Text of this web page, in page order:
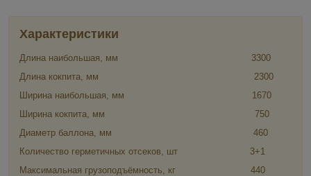
Характеристики
Длина наибольшая, мм 3300
Длина кокпита, мм 2300
Ширина наибольшая, мм 1670
Ширина кокпита, мм 750
Диаметр баллона, мм 460
Количество герметичных отсеков, шт 3+1
Максимальная грузоподъёмность, кг 440